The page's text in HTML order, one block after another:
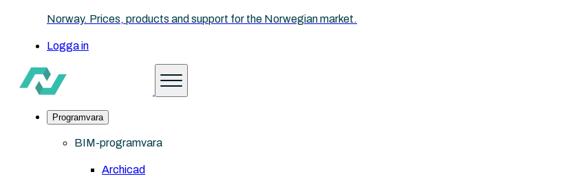
Norway. Prices, products and support for the Norwegian market.
Logga in
Programvara
BIM-programvara
Archicad